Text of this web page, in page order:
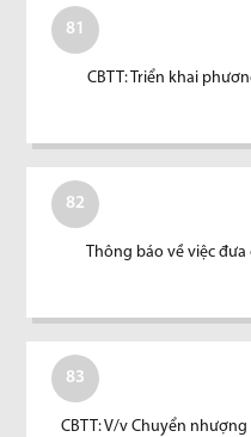
81
CBTT: Triển khai
82
Thông báo về việc
83
CBTT: V/v Chuyển